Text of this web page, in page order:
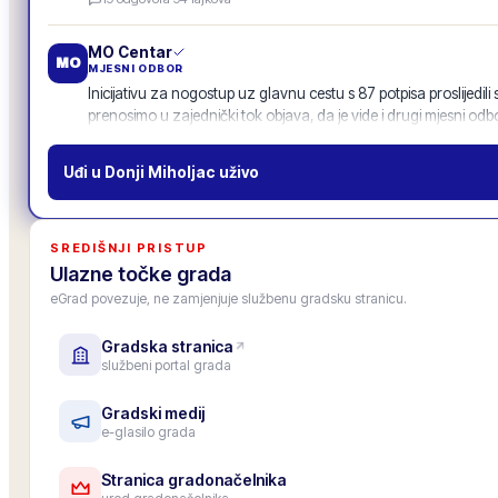
MO
MO Centar
MJESNI ODBOR
Inicijativu za nogostup uz glavnu cestu s 87 potpisa
prenosimo u zajednički tok objava, da je vide i drugi mjesni
11odgovora·52lajkova
Gradska osnovna škola
USTANOVA · ŠKOLA
Upis u 1. razred za školsku godinu 2026./27. je završen,
Roditeljski sastanak za roditelje budućih prvašića: 25. lipnja u
6odgovora· 33lajkova
PZ
Zamjenica gradonačelnika
ZAMJENICA GRADONAČELNIKA
četvrtak 19.6. u 18.00 (gradska vijećnica). Na stolu:
objave.
Uđi u Donji Miholjac uživo
SREDIŠNJI PRISTUP
Ulazne točke grada
eGrad povezuje, ne zamjenjuje službenu gradsku stranicu.
Gradska stranica
službeni portal grada
Gradski medij
e-glasilo grada
Stranica gradonačelnika